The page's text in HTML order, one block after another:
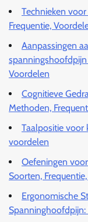
Technieken
Frequentie,
Aanpassingen
Voordelen
Cognitieve
Methoden,
Taalpositie voor
voordelen
Oefeningen
Soorten,
Ergonomische
Spanninghoofdpijn: